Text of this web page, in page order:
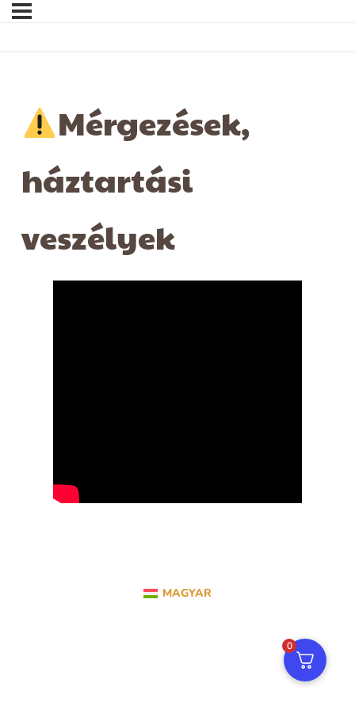
Mérgezések,
háztartási
veszélyek
MAGYAR
0